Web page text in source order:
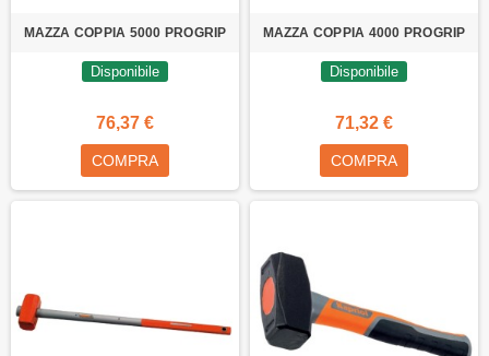
MAZZA COPPIA 5000 PROGRIP
Disponibile
76,37 €
COMPRA
MAZZA COPPIA 4000 PROGRIP
Disponibile
71,32 €
COMPRA